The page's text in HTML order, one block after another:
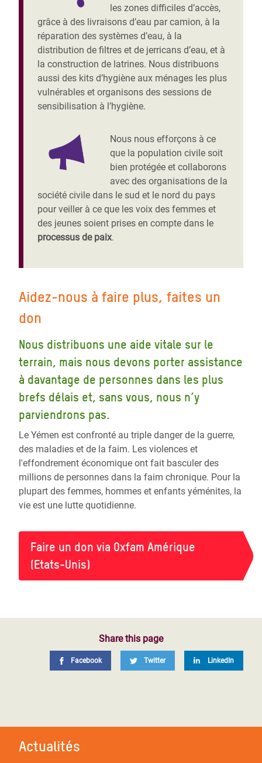
les zones difficiles d’accès,
grâce à des livraisons d’eau par camion, à la
réparation des systèmes d’eau, à la
distribution de filtres et de jerricans d’eau, et à
la construction de latrines. Nous distribuons
aussi des kits d’hygiène aux ménages les plus
vulnérables et organisons des sessions de
sensibilisation à l’hygiène.
Nous nous efforçons à ce
que la population civile soit
bien protégée et collaborons
avec des organisations de la
société civile dans le sud et le nord du pays
pour veiller à ce que les voix des femmes et
des jeunes soient prises en compte dans le
processus de paix.
Aidez-nous à faire plus, faites un
don
Nous distribuons une aide vitale sur le
terrain, mais nous devons porter assistance
à davantage de personnes dans les plus
brefs délais et, sans vous, nous n’y
parviendrons pas.
Le Yémen est confronté au triple danger de la guerre,
des maladies et de la faim. Les violences et
l'effondrement économique ont fait basculer des
millions de personnes dans la faim chronique. Pour la
plupart des femmes, hommes et enfants yéménites, la
vie est une lutte quotidienne.
Faire un don via Oxfam Amérique
(Etats-Unis)
Share this page
Facebook Twitter LinkedIn
Actualités